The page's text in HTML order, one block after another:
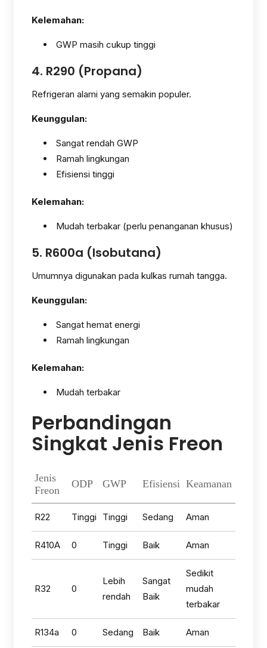
Kelemahan:
GWP masih cukup tinggi
4. R290 (Propana)
Refrigeran alami yang semakin populer.
Keunggulan:
Sangat rendah GWP
Ramah lingkungan
Efisiensi tinggi
Kelemahan:
Mudah terbakar (perlu penanganan khusus)
5. R600a (Isobutana)
Umumnya digunakan pada kulkas rumah tangga.
Keunggulan:
Sangat hemat energi
Ramah lingkungan
Kelemahan:
Mudah terbakar
Perbandingan
Singkat Jenis Freon
Jenis
Freon
ODP GWP Efisiensi Keamanan
R22 Tinggi Tinggi Sedang Aman
R410A 0 Tinggi Baik Aman
R32 0
Lebih
rendah
Sangat
Baik
Sedikit
mudah
terbakar
R134a 0 Sedang Baik Aman